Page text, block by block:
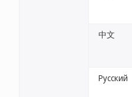
中文
Русский